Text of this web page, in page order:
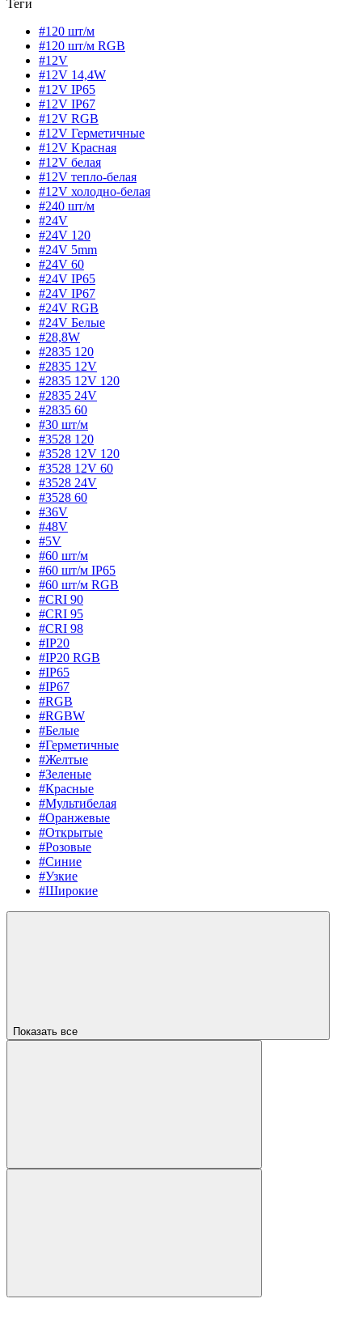
Теги
#120 шт/м
#120 шт/м RGB
#12V
#12V 14,4W
#12V IP65
#12V IP67
#12V RGB
#12V Герметичные
#12V Красная
#12V белая
#12V тепло-белая
#12V холодно-белая
#240 шт/м
#24V
#24V 120
#24V 5mm
#24V 60
#24V IP65
#24V IP67
#24V RGB
#24V Белые
#28,8W
#2835 120
#2835 12V
#2835 12V 120
#2835 24V
#2835 60
#30 шт/м
#3528 120
#3528 12V 120
#3528 12V 60
#3528 24V
#3528 60
#36V
#48V
#5V
#60 шт/м
#60 шт/м IP65
#60 шт/м RGB
#CRI 90
#CRI 95
#CRI 98
#IP20
#IP20 RGB
#IP65
#IP67
#RGB
#RGBW
#Белые
#Герметичные
#Желтые
#Зеленые
#Красные
#Мультибелая
#Оранжевые
#Открытые
#Розовые
#Синие
#Узкие
#Широкие
Показать все